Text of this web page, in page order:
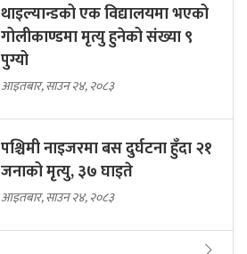
थाइल्यान्डको एक विद्यालयमा भएको
गोलीकाण्डमा मृत्यु हुनेको संख्या ९
पुग्यो
आइतबार, साउन २४, २०८३
पश्चिमी नाइजरमा बस दुर्घटना हुँदा २१
जनाको मृत्यु, ३७ घाइते
आइतबार, साउन २४, २०८३